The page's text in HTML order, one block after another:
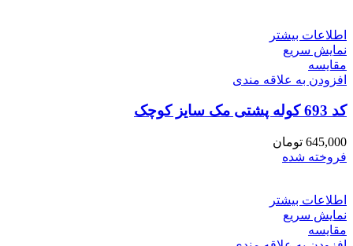
اطلاعات بیشتر
نمایش سریع
مقايسه
افزودن به علاقه مندی
کد 693 کوله پشتی مک سایز کوچک
645,000 تومان
فروخته شده
اطلاعات بیشتر
نمایش سریع
مقايسه